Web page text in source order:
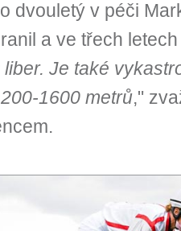
dvouletý v péči
a ve třech
Je také
1600 metrů,"